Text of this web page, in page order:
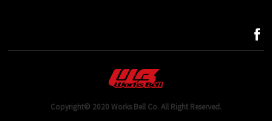
Copyright© 2020 Works Bell Co. All Right Reserved.